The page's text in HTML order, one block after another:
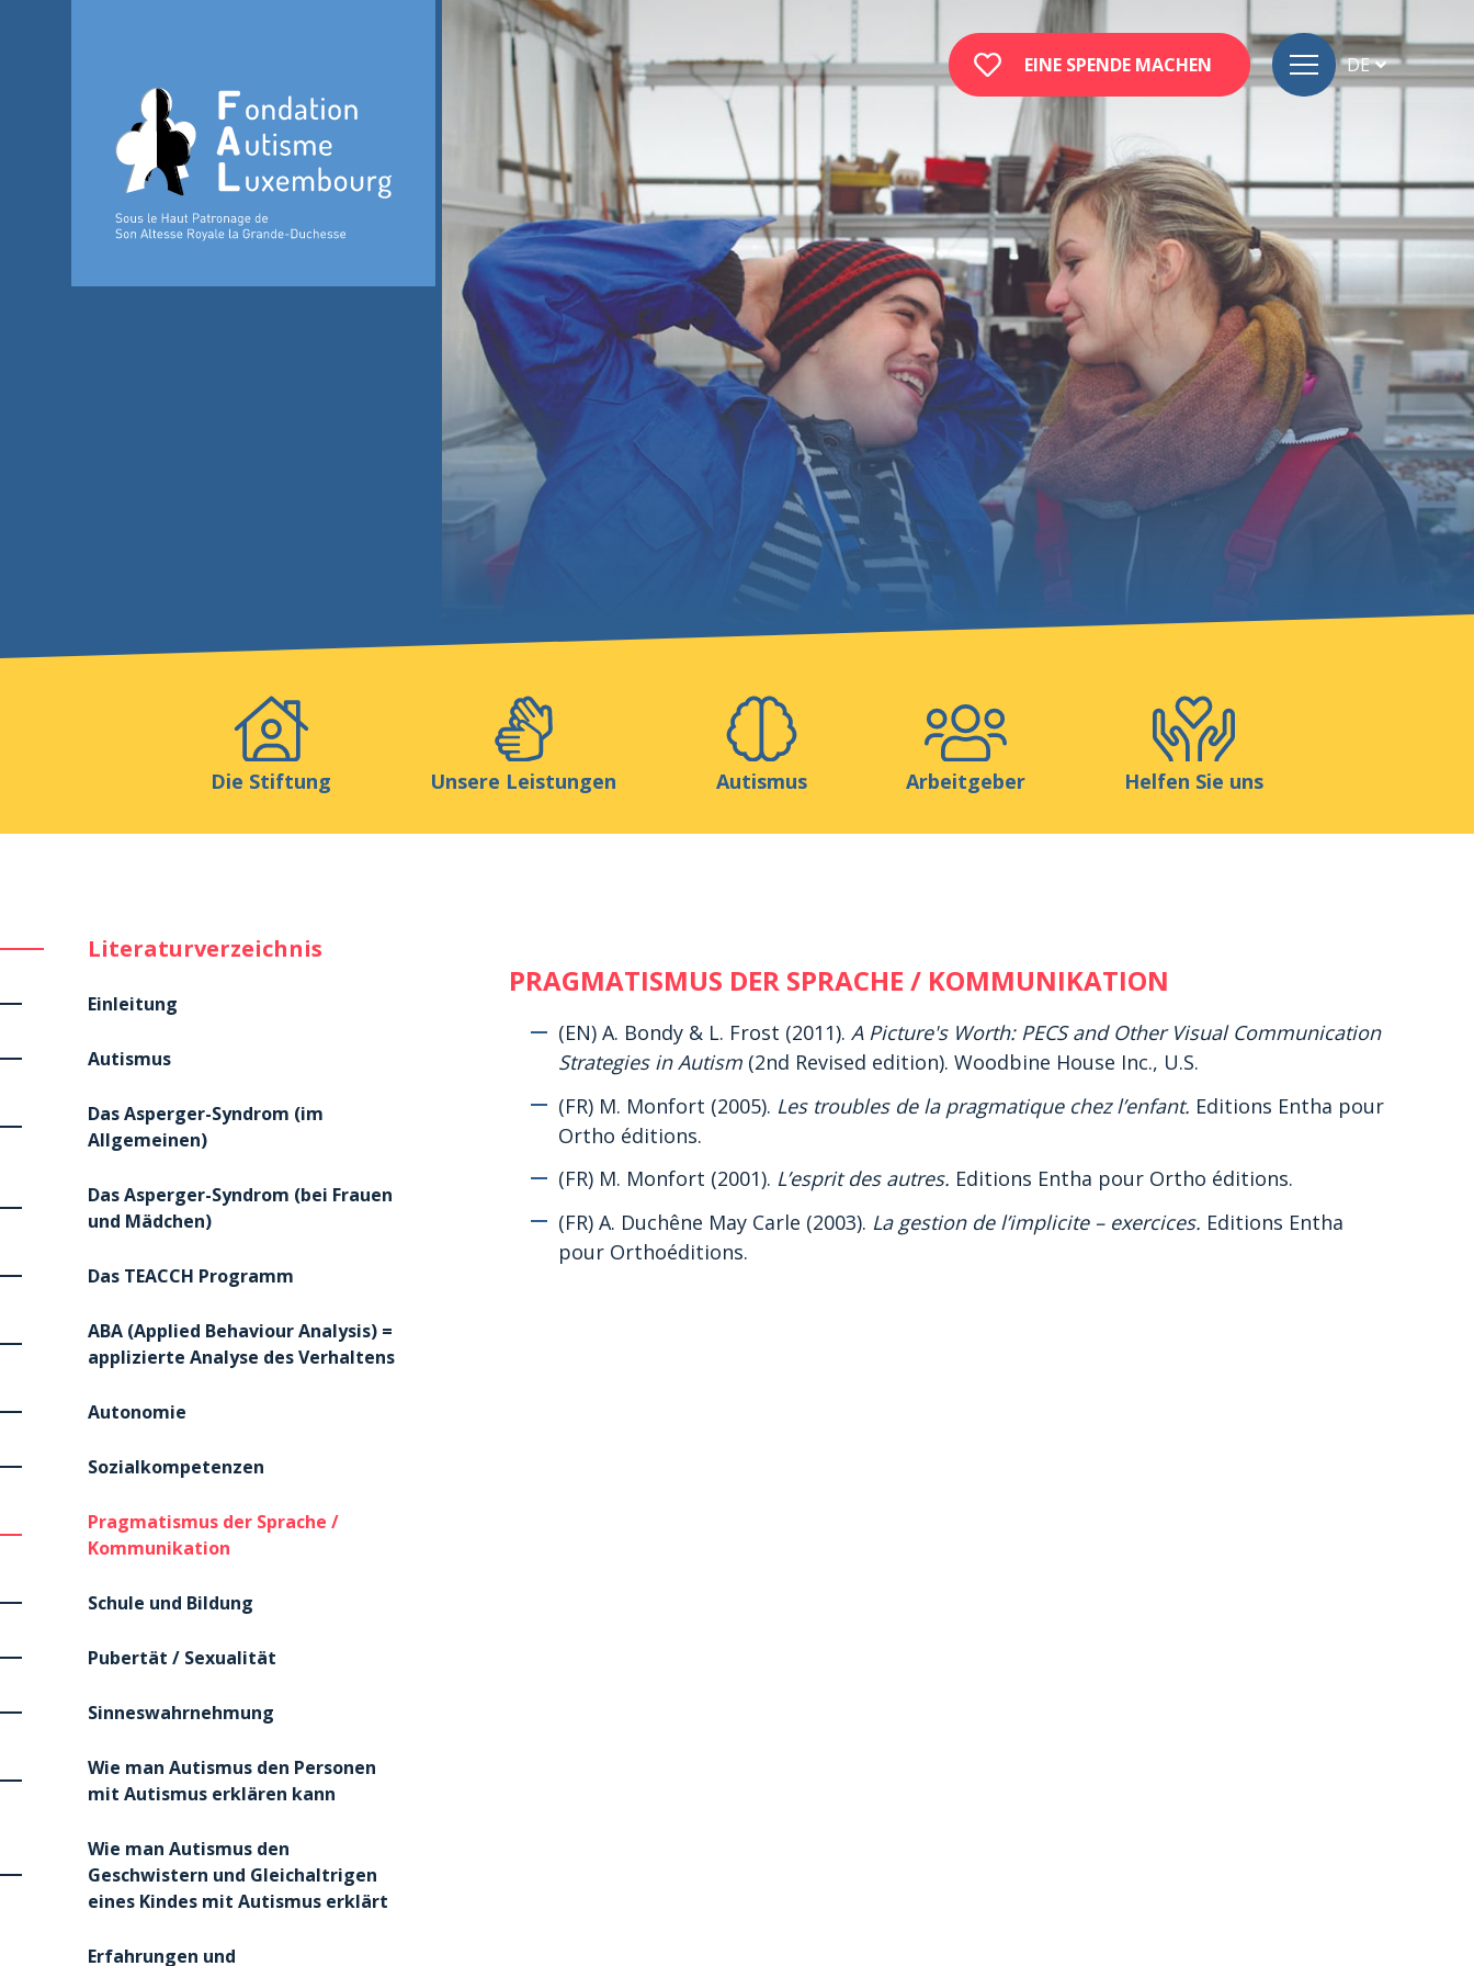
EINE SPENDE MACHEN DE
Home
Stiftung
Dienste
Autismus
Arbeitgeber
Helfen Sie uns
Die Stiftung Unsere Leistungen Autismus Arbeitgeber Helfen Sie uns
Literaturverzeichnis
Einleitung
Autismus
Das Asperger-Syndrom (im
Allgemeinen)
Das Asperger-Syndrom (bei Frauen
und Mädchen)
Das TEACCH Programm
ABA (Applied Behaviour Analysis) =
applizierte Analyse des Verhaltens
Autonomie
Sozialkompetenzen
Pragmatismus der Sprache /
Kommunikation
Schule und Bildung
Pubertät / Sexualität
Sinneswahrnehmung
Wie man Autismus den Personen
mit Autismus erklären kann
Wie man Autismus den
Geschwistern und Gleichaltrigen
eines Kindes mit Autismus erklärt
Erfahrungen und
PRAGMATISMUS DER SPRACHE / KOMMUNIKATION
(EN) A. Bondy & L. Frost (2011). A Picture's Worth: PECS and Other Visual Communication
Strategies in Autism(2nd Revised edition). Woodbine House Inc., U.S.
(FR) M. Monfort (2005). Les troubles de la pragmatique chez l’enfant. Editions Entha pour
Ortho éditions.
(FR) M. Monfort (2001). L’esprit des autres. Editions Entha pour Ortho éditions.
(FR) A. Duchêne May Carle (2003). La gestion de l’implicite – exercices. Editions Entha
pour Orthoéditions.